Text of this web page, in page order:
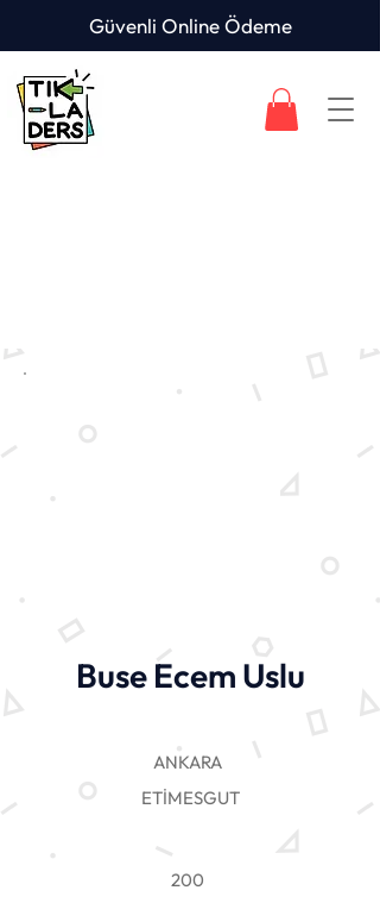
Güvenli Online Ödeme
Buse Ecem Uslu
ANKARA
ETİMESGUT
200